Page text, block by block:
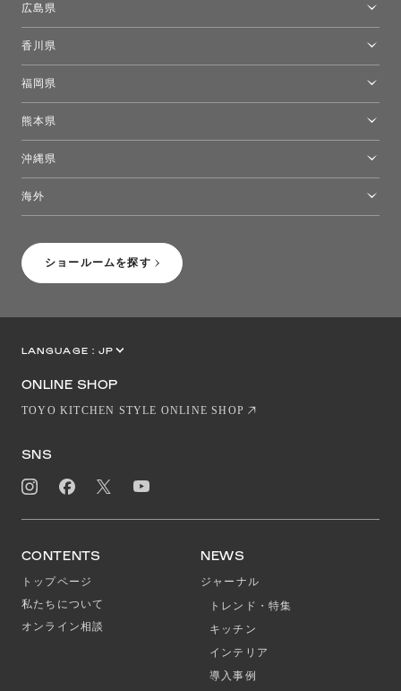
ショールームを探す
広島県
香川県
福岡県
熊本県
沖縄県
海外
LANGUAGE : JP
ONLINE SHOP
TOYO KITCHEN STYLE ONLINE SHOP
SNS
CONTENTS
トップページ
私たちについて
オンライン相談
NEWS
ジャーナル
トレンド・特集
キッチン
インテリア
導入事例